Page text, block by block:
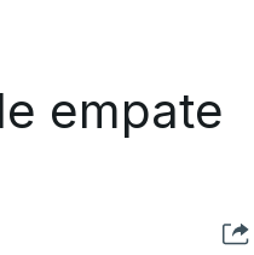
empate